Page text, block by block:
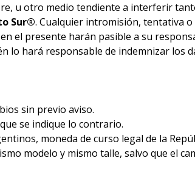
u otro medio tendiente a interferir
Sur®. Cualquier intromisión, tentativa
el presente harán pasible a su
lo hará responsable de indemnizar los
sin previo aviso.
se indique lo contrario.
moneda de curso legal de la
modelo y mismo talle, salvo que el